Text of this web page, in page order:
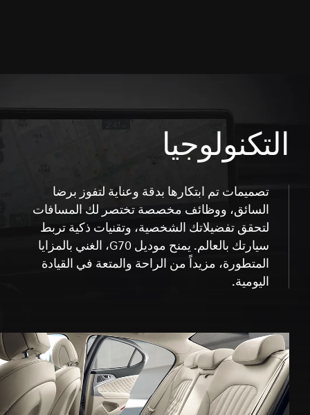
التكنولوجيا
تصميمات تم ابتكارها بدقة وعناية لتفوز برضا
السائق، ووظائف مخصصة تختصر لك المسافات
لتحقق تفضيلاتك الشخصية، وتقنيات ذكية تربط
سيارتك بالعالم. يمنح موديل G70، الغني بالمزايا
المتطورة، مزيداً من الراحة والمتعة في القيادة
اليومية.